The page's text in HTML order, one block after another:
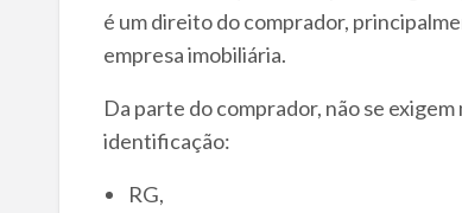
é um direito do comprador,
empresa imobiliária.
Da parte do comprador, não se
identificação:
RG,